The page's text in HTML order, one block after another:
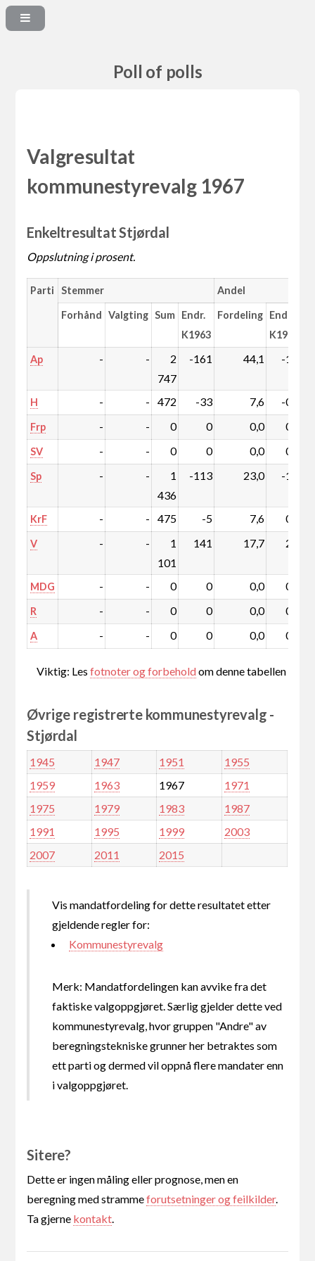
Poll of polls
Valgresultat
kommunestyrevalg 1967
Enkeltresultat Stjørdal
Oppslutning i prosent.
Parti Stemmer Andel
Forhånd Valgting Sum Endr.
K1963
Fordeling Endr.
K1963
Ap - -
2
747
-161 44,1 -1,3
H - - 472 -33 7,6 -0,3
Frp - - 0 0 0,0 0,0
SV - - 0 0 0,0 0,0
Sp - -
1
436
-113 23,0 -1,1
KrF - - 475 -5 7,6 0,1
V - -
1
101
141 17,7 2,7
MDG - - 0 0 0,0 0,0
R - - 0 0 0,0 0,0
A - - 0 0 0,0 0,0
Viktig: Lesfotnoter og forbeholdom denne tabellen
Øvrige registrerte kommunestyrevalg -
Stjørdal
1945 1947 1951
1955
1959
1963 1967
1971
1975
1979 1983
1987
1991
1995 1999
2003
2007
2011 2015
Vis mandatfordeling for dette resultatet etter
gjeldende regler for:
Kommunestyrevalg
Merk: Mandatfordelingen kan avvike fra det
faktiske valgoppgjøret. Særlig gjelder dette ved
kommunestyrevalg, hvor gruppen "Andre" av
beregningstekniske grunner her betraktes som
ett parti og dermed vil oppnå flere mandater enn
i valgoppgjøret.
Sitere?
Dette er ingen måling eller prognose, men en
beregning med strammeforutsetninger og feilkilder.
Ta gjerne kontakt.